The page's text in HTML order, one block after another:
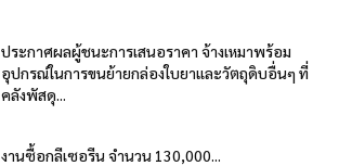
ประกาศผลผู้ชนะการเสนอราคา จ้างเหมาพร้อม
อุปกรณ์ในการขนย้ายกล่องใบยาและวัตถุดิบอื่นๆ ที่
คลังพัสดุ...
งานซื้อกลีเซอรีน จำนวน 130,000...